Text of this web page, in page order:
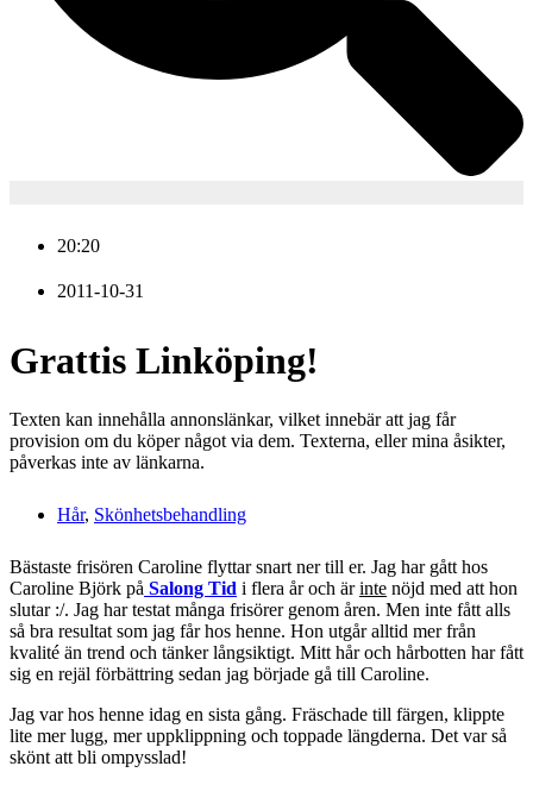
20:20
2011-10-31
Grattis Linköping!
Texten kan innehålla annonslänkar, vilket innebär att jag får
provision om du köper något via dem. Texterna, eller mina åsikter,
påverkas inte av länkarna.
Hår, Skönhetsbehandling
Bästaste frisören Caroline flyttar snart ner till er. Jag har gått hos
Caroline Björk på Salong Tid i flera år och ärinte nöjd med att hon
slutar :/. Jag har testat många frisörer genom åren. Men inte fått alls
så bra resultat som jag får hos henne. Hon utgår alltid mer från
kvalité än trend och tänker långsiktigt. Mitt hår och hårbotten har fått
sig en rejäl förbättring sedan jag började gå till Caroline.
Jag var hos henne idag en sista gång. Fräschade till färgen, klippte
lite mer lugg, mer uppklippning och toppade längderna. Det var så
skönt att bli ompysslad!